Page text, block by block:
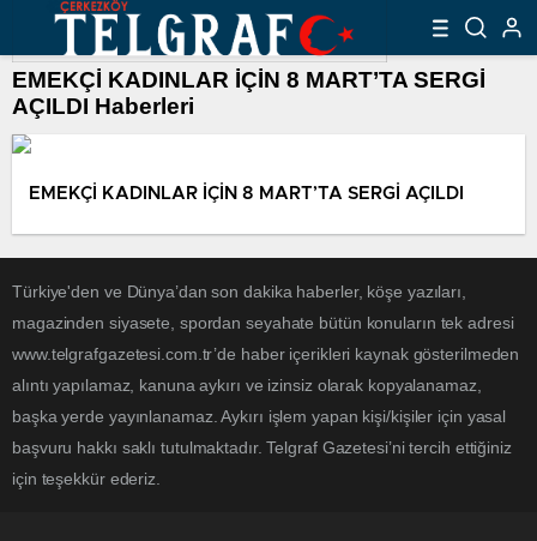
EMEKÇİ KADINLAR İÇİN 8 MART’TA SERGİ
AÇILDI Haberleri
EMEKÇİ KADINLAR İÇİN 8 MART’TA SERGİ AÇILDI
Türkiye'den ve Dünya’dan son dakika haberler, köşe yazıları,
magazinden siyasete, spordan seyahate bütün konuların tek adresi
www.telgrafgazetesi.com.tr’de haber içerikleri kaynak gösterilmeden
alıntı yapılamaz, kanuna aykırı ve izinsiz olarak kopyalanamaz,
başka yerde yayınlanamaz. Aykırı işlem yapan kişi/kişiler için yasal
başvuru hakkı saklı tutulmaktadır. Telgraf Gazetesi’ni tercih ettiğiniz
için teşekkür ederiz.